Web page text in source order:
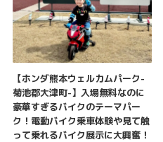
【ホンダ熊本ウェルカムパーク-
菊池郡大津町-】入場無料なのに
豪華すぎるバイクのテーマパー
ク！電動バイク乗車体験や見て触
って乗れるバイク展示に大興奮！